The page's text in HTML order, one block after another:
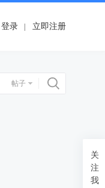
登录 立即注册
帖子
搜索
关
注
我